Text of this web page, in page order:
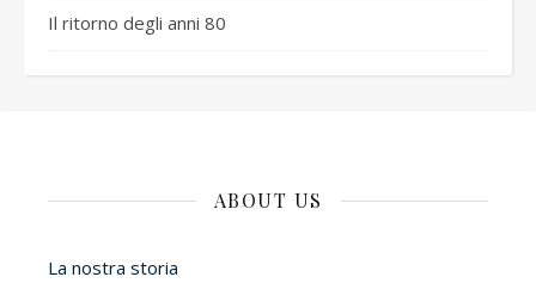
Il ritorno degli anni 80
ABOUT US
La nostra storia